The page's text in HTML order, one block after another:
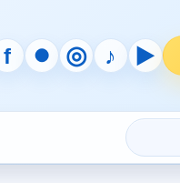
f ● ◎ ♪ ▶